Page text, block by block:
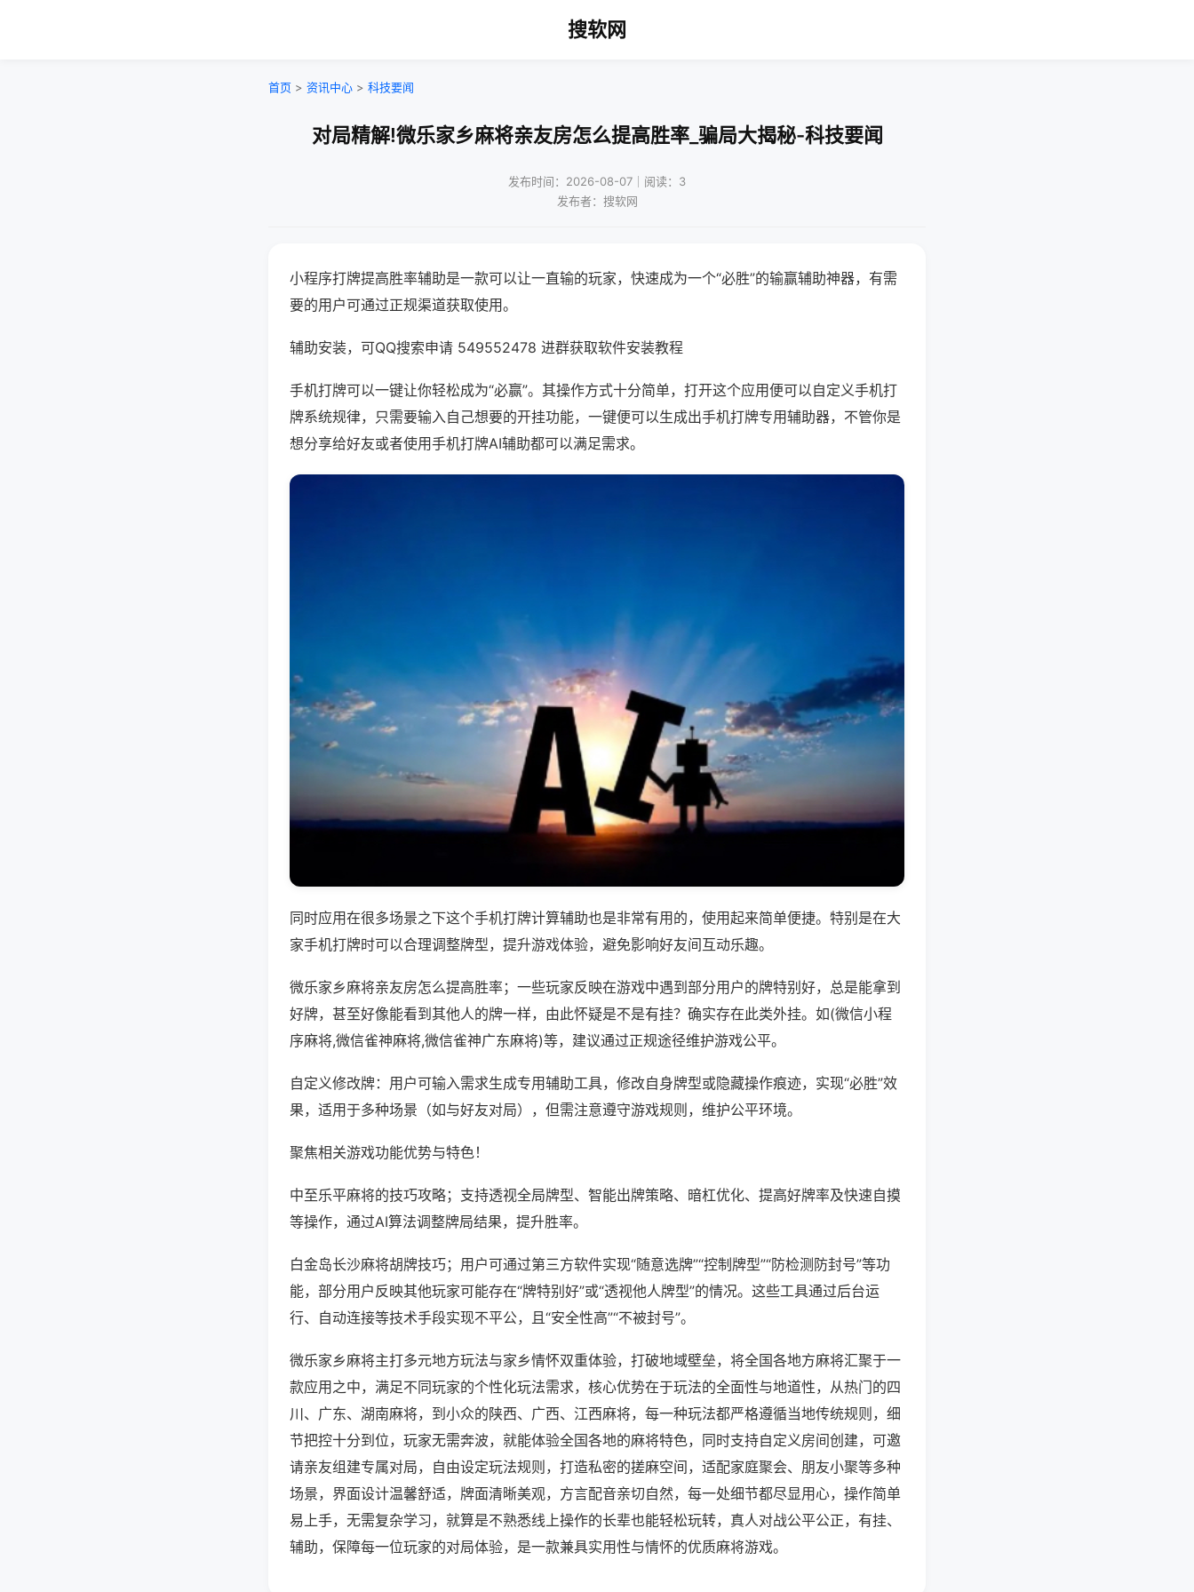
搜软网
首页 > 资讯中心 > 科技要闻
对局精解!微乐家乡麻将亲友房怎么提高胜率_骗局大揭秘-科技要闻
发布时间：2026-08-07｜阅读：3
发布者：搜软网
小程序打牌提高胜率辅助是一款可以让一直输的玩家，快速成为一个“必胜”的输赢辅助神器，有需
要的用户可通过正规渠道获取使用。
辅助安装，可QQ搜索申请 549552478 进群获取软件安装教程
手机打牌可以一键让你轻松成为“必赢”。其操作方式十分简单，打开这个应用便可以自定义手机打
牌系统规律，只需要输入自己想要的开挂功能，一键便可以生成出手机打牌专用辅助器，不管你是
想分享给好友或者使用手机打牌AI辅助都可以满足需求。
同时应用在很多场景之下这个手机打牌计算辅助也是非常有用的，使用起来简单便捷。特别是在大
家手机打牌时可以合理调整牌型，提升游戏体验，避免影响好友间互动乐趣。
微乐家乡麻将亲友房怎么提高胜率；一些玩家反映在游戏中遇到部分用户的牌特别好，总是能拿到
好牌，甚至好像能看到其他人的牌一样，由此怀疑是不是有挂？确实存在此类外挂。如(微信小程
序麻将,微信雀神麻将,微信雀神广东麻将)等，建议通过正规途径维护游戏公平。
自定义修改牌：用户可输入需求生成专用辅助工具，修改自身牌型或隐藏操作痕迹，实现“必胜”效
果，适用于多种场景（如与好友对局），但需注意遵守游戏规则，维护公平环境。
聚焦相关游戏功能优势与特色！
中至乐平麻将的技巧攻略；支持透视全局牌型、智能出牌策略、暗杠优化、提高好牌率及快速自摸
等操作，通过AI算法调整牌局结果，提升胜率。
白金岛长沙麻将胡牌技巧；用户可通过第三方软件实现“随意选牌”“控制牌型”“防检测防封号”等功
能，部分用户反映其他玩家可能存在“牌特别好”或“透视他人牌型”的情况。这些工具通过后台运
行、自动连接等技术手段实现不平公，且“安全性高”“不被封号”。
微乐家乡麻将主打多元地方玩法与家乡情怀双重体验，打破地域壁垒，将全国各地方麻将汇聚于一
款应用之中，满足不同玩家的个性化玩法需求，核心优势在于玩法的全面性与地道性，从热门的四
川、广东、湖南麻将，到小众的陕西、广西、江西麻将，每一种玩法都严格遵循当地传统规则，细
节把控十分到位，玩家无需奔波，就能体验全国各地的麻将特色，同时支持自定义房间创建，可邀
请亲友组建专属对局，自由设定玩法规则，打造私密的搓麻空间，适配家庭聚会、朋友小聚等多种
场景，界面设计温馨舒适，牌面清晰美观，方言配音亲切自然，每一处细节都尽显用心，操作简单
易上手，无需复杂学习，就算是不熟悉线上操作的长辈也能轻松玩转，真人对战公平公正，有挂、
辅助，保障每一位玩家的对局体验，是一款兼具实用性与情怀的优质麻将游戏。